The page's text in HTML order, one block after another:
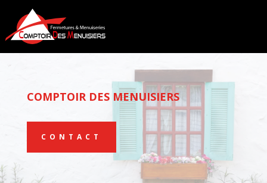
COMPTOIR DES MENUISIERS
CONTACT